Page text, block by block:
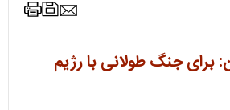
برای جنگ طولانی با رژیم